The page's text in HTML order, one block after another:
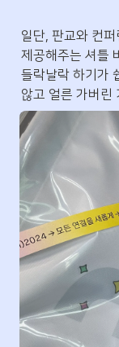
일단, 판교와 컨
제공해주는 셔틀
들락날락 하기가
않고 얼른 가버린